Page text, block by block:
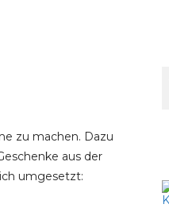
zu machen. Dazu
aus der
umgesetzt: